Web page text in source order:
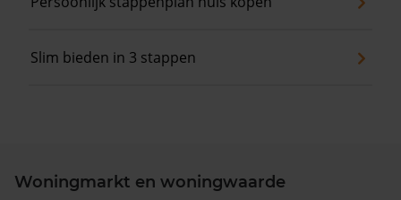
Slim bieden in 3 stappen
Woningmarkt en woningwaarde